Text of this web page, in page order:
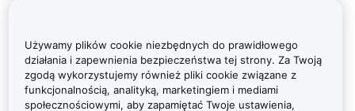
Używamy plików cookie niezbędnych do prawidłowego
działania i zapewnienia bezpieczeństwa tej strony. Za Twoją
zgodą wykorzystujemy również pliki cookie związane z
funkcjonalnością, analityką, marketingiem i mediami
społecznościowymi, aby zapamiętać Twoje ustawienia,